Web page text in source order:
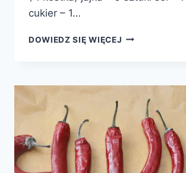
cukier – 1…
DOWIEDZ SIĘ WIĘCEJ BUŁECZKI
I
RODZYNKAMI